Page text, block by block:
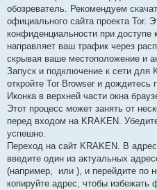
обозреватель. Рекомендуем
официального сайта проекта Tor.
конфиденциальности при доступе
направляет ваш трафик через
скрывая ваше местоположение и
Запуск и подключение к сети для
откройте Tor Browser и дождитесь
Иконка в верхней части окна
Этот процесс может занять от
перед входом на KRAKEN.
успешно.
Переход на сайт KRAKEN. В
введите один из актуальных
(например,
или ), и перейдите по
копируйте адрес, чтобы избежать